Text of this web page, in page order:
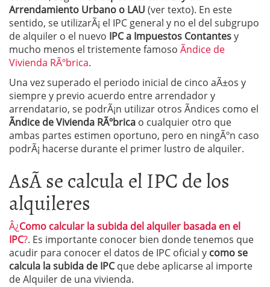
Arrendamiento Urbano o LAU (ver texto). En este
sentido, se utilizarÃ¡ el IPC general y no el del subgrupo
de alquiler o el nuevo IPC a Impuestos Contantesy
mucho menos el tristemente famoso Ãndice de
Vivienda RÃºbrica.
Una vez superado el periodo inicial de cinco aÃ±os y
siempre y previo acuerdo entre arrendador y
arrendatario, se podrÃ¡n utilizar otros Ã­ndices como el
Ãndice de Vivienda RÃºbrica o cualquier otro que
ambas partes estimen oportuno, pero en ningÃºn caso
podrÃ¡ hacerse durante el primer lustro de alquiler.
AsÃ­ se calcula el IPC de los
alquileres
Â¿Como calcular la subida del alquiler basada en el
IPC?. Es importante conocer bien donde tenemos que
acudir para conocer el datos de IPC oficial y como se
calcula la subida de IPCque debe aplicarse al importe
de Alquiler de una vivienda.